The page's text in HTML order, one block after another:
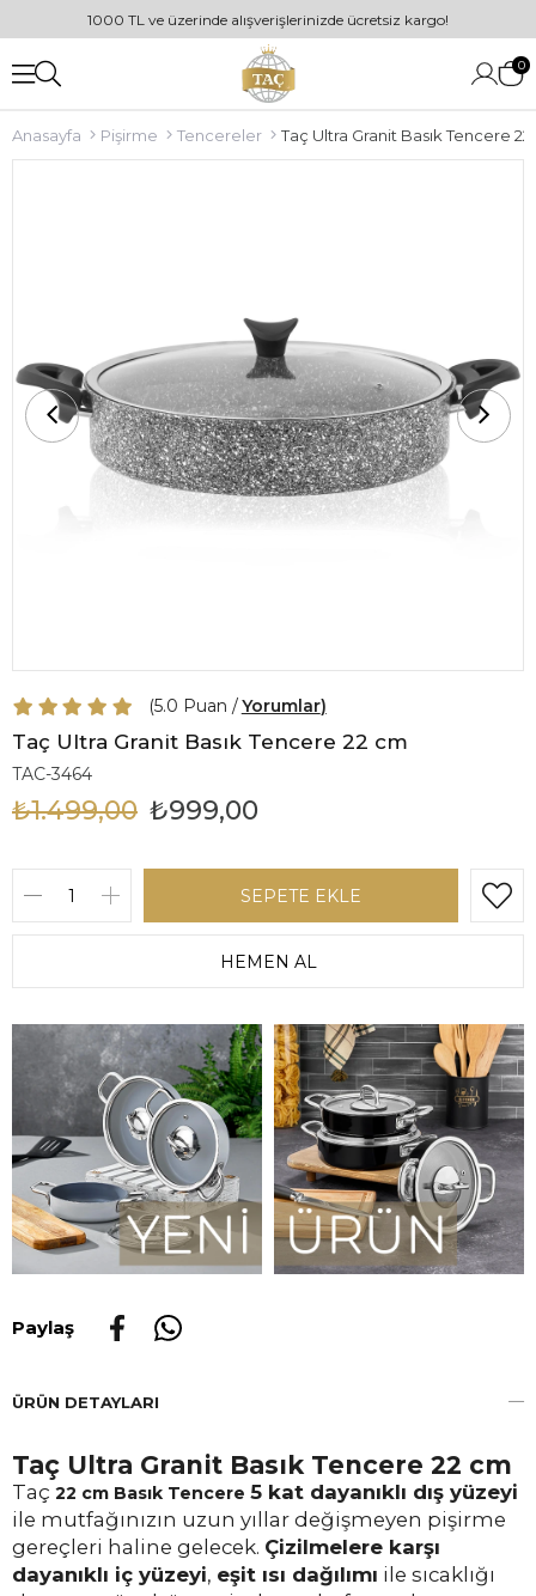
1000 TL ve üzerinde alışverişlerinizde ücretsiz kargo!
0
Anasayfa Pişirme Tencereler Taç Ultra Granit Basık Tencere
5.0 Yorumlar
Taç Ultra Granit Basık Tencere 22 cm
TAC-3464
₺1.499,00 ₺999,00
Paylaş
ÜRÜN DETAYLARI
Taç Ultra Granit Basık Tencere 22 cm
Taç 22 cm Basık Tencere 5 kat dayanıklı dış yüzeyi
ile mutfağınızın uzun yıllar değişmeyen pişirme
gereçleri haline gelecek. Çizilmelere karşı
dayanıklı iç yüzeyi, eşit ısı dağılımı ile sıcaklığı